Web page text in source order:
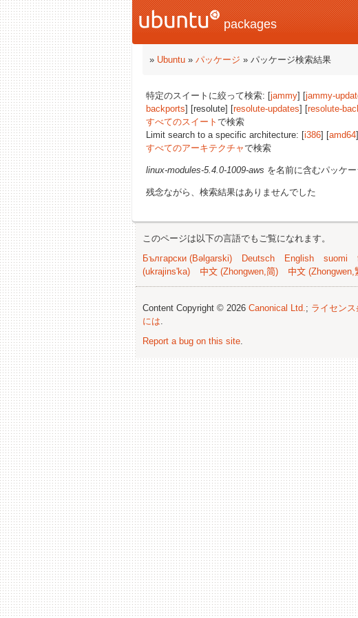
packages
» Ubuntu » パッケージ » パッケージ検索結果
特定のスイートに絞って検索: [jammy] [jammy-
backports] [resolute] [resolute-updates] [resolute-
すべてのスイート で検索
Limit search to a specific architecture: [i386] [amd64
すべてのアーキテクチャで検索
linux-modules-5.4.0-1009-aws を名前に含むパッケー
残念ながら、検索結果はありませんでした
このページは以下の言語でもご覧になれます。
Български (Bəlgarski)
Deutsch English suomi
(ukrajins'ka)
中文 (Zhongwen,简) 中文 (Zhongwen,
Content Copyright © 2026 Canonical Ltd.; ライセンス
には.
Report a bug on this site.